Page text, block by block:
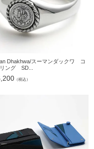
Dhakhwa/スーマンダックワ コ
ング SD...
（税込）